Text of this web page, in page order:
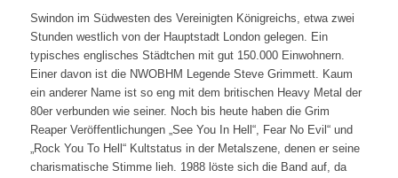
Swindon im Südwesten des Vereinigten Königreichs, etwa zwei
Stunden westlich von der Hauptstadt London gelegen. Ein
typisches englisches Städtchen mit gut 150.000 Einwohnern.
Einer davon ist die NWOBHM Legende Steve Grimmett. Kaum
ein anderer Name ist so eng mit dem britischen Heavy Metal der
80er verbunden wie seiner. Noch bis heute haben die Grim
Reaper Veröffentlichungen „See You In Hell“, Fear No Evil“ und
„Rock You To Hell“ Kultstatus in der Metalszene, denen er seine
charismatische Stimme lieh. 1988 löste sich die Band auf, da